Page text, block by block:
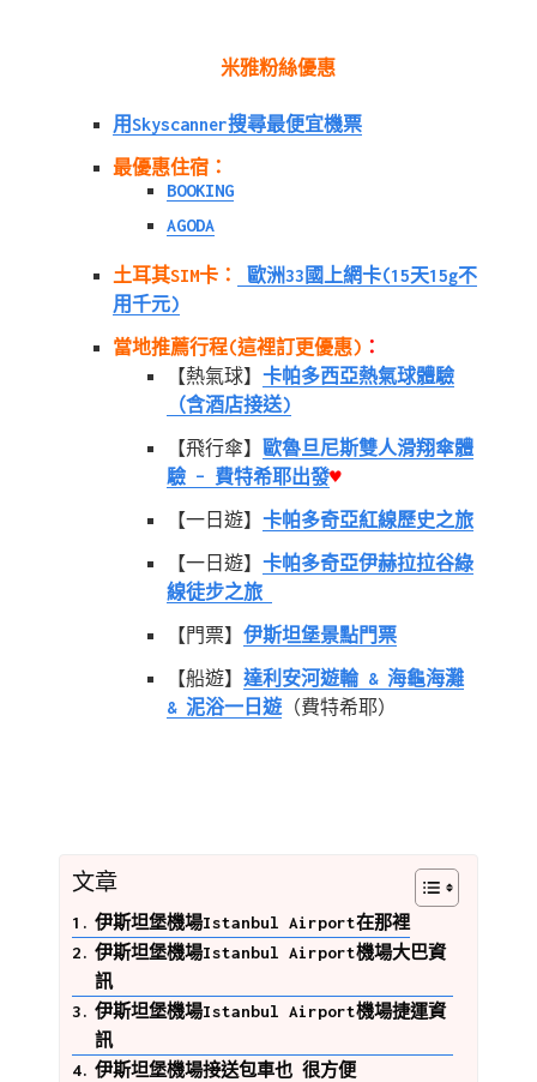
米雅粉絲優惠
用Skyscanner搜尋最便宜機票
最優惠住宿：
BOOKING
AGODA
土耳其SIM卡：
歐洲33國上網卡(15天15g不
用千元)
當地推薦行程(這裡訂更優惠) ：
【熱氣球】 卡帕多西亞熱氣球體驗
（含酒店接送)
【飛行傘】
歐魯旦尼斯雙人滑翔傘體
驗 – 費特希耶出發♥
【一日遊】 卡帕多奇亞紅線歷史之旅
【一日遊】 卡帕多奇亞伊赫拉拉谷綠
線徒步之旅
【門票】 伊斯坦堡景點門票
【船遊】 達利安河遊輪 & 海龜海灘
& 泥浴一日遊 （費特希耶）
文章
伊斯坦堡機場Istanbul Airport在那裡
伊斯坦堡機場Istanbul Airport機場大巴資
訊
伊斯坦堡機場Istanbul Airport機場捷運資
訊
伊斯坦堡機場接送包車也 很方便